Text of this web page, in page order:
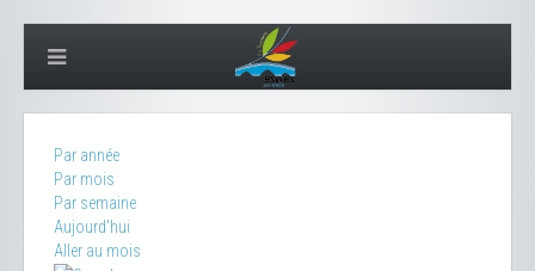
Par année
Par mois
Par semaine
Aujourd'hui
Aller au mois